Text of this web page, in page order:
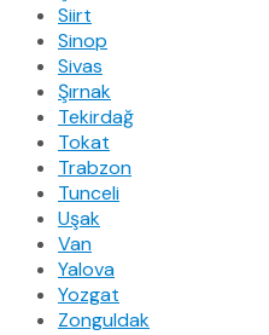
Siirt
Sinop
Sivas
Şırnak
Tekirdağ
Tokat
Trabzon
Tunceli
Uşak
Van
Yalova
Yozgat
Zonguldak